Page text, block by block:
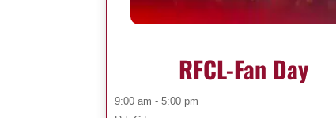
RFCL-Fan Day
9:00 am - 5:00 pm